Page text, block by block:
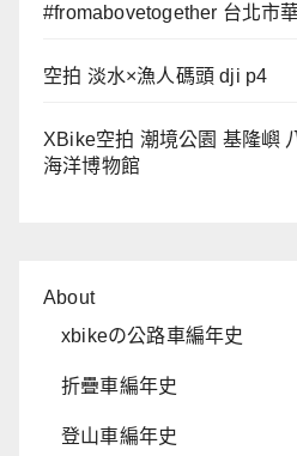
#fromabovetogether 台北市
空拍 淡水×漁人碼頭 dji p4
XBike空拍 潮境公園 基隆嶼
海洋博物館
About
xbikeの公路車編年史
折疊車編年史
登山車編年史